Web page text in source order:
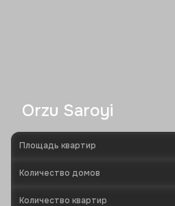
Orzu Saroyi
Площадь квартир
Количество домов
Количество квартир